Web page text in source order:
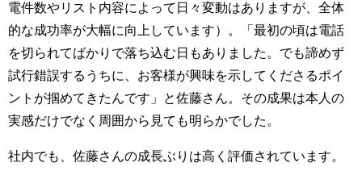
電件数やリスト内容によって日々変動はありますが、全体
的な成功率が大幅に向上しています）。「最初の頃は電話
を切られてばかりで落ち込む日もありました。でも諦めず
試行錯誤するうちに、お客様が興味を示してくださるポイ
ントが掴めてきたんです」と佐藤さん。その成果は本人の
実感だけでなく周囲から見ても明らかでした。
社内でも、佐藤さんの成長ぶりは高く評価されています。